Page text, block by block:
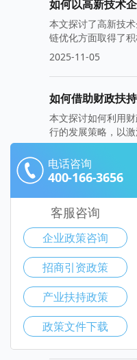
如何以高新技术
本文探讨了高新技
链优化方面取得了
2025-11-05
如何借助财政扶
本文探讨如何利用
行的发展策略，以
资阳市政府扶持
资阳市政府出台了
率，为企业提供更
2025-10-22
如何通过资阳市
本文探讨了资阳市
域经济增长的有效
2025-10-15
电话咨询
400-166-3656
客服咨询
企业政策咨询
招商引资政策
产业扶持政策
政策文件下载